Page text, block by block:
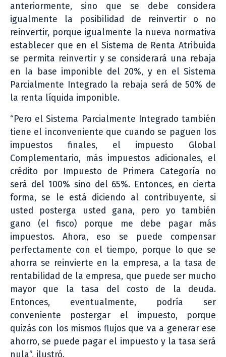
anteriormente, sino que se debe considera
igualmente la posibilidad de reinvertir o no
reinvertir, porque igualmente la nueva normativa
establecer que en el Sistema de Renta Atribuida
se permita reinvertir y se considerará una rebaja
en la base imponible del 20%, y en el Sistema
Parcialmente Integrado la rebaja será de 50% de
la renta líquida imponible.
“Pero el Sistema Parcialmente Integrado también
tiene el inconveniente que cuando se paguen los
impuestos finales, el impuesto Global
Complementario, más impuestos adicionales, el
crédito por Impuesto de Primera Categoría no
será del 100% sino del 65%. Entonces, en cierta
forma, se le está diciendo al contribuyente, si
usted posterga usted gana, pero yo también
gano (el fisco) porque me debe pagar más
impuestos. Ahora, eso se puede compensar
perfectamente con el tiempo, porque lo que se
ahorra se reinvierte en la empresa, a la tasa de
rentabilidad de la empresa, que puede ser mucho
mayor que la tasa del costo de la deuda.
Entonces, eventualmente, podría ser
conveniente postergar el impuesto, porque
quizás con los mismos flujos que va a generar ese
ahorro, se puede pagar el impuesto y la tasa será
nula”, ilustró.